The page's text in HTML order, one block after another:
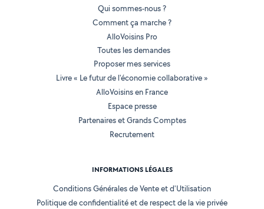
Qui sommes-nous ?
Comment ça marche ?
AlloVoisins Pro
Toutes les demandes
Proposer mes services
Livre « Le futur de l'économie collaborative »
AlloVoisins en France
Espace presse
Partenaires et Grands Comptes
Recrutement
INFORMATIONS LÉGALES
Conditions Générales de Vente et d'Utilisation
Politique de confidentialité et de respect de la vie privée